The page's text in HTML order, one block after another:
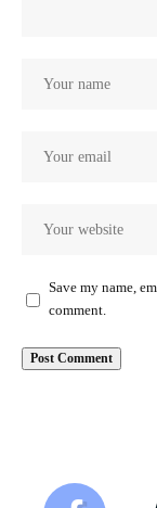
Save my name,
comment.